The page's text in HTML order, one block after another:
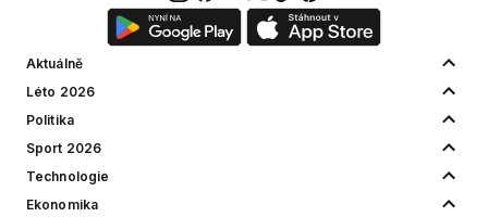
Aktuálně
Léto 2026
Politika
Sport 2026
Technologie
Ekonomika